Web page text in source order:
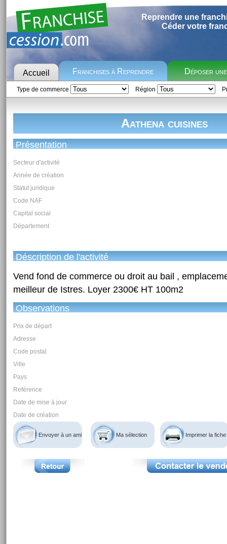
Reprendre une
Céder votre
Accueil Franchises à Reprendre Déposer
Type de commerce Région
Aathena cuisines
Présentation
Secteur d'activité
Année de création
Statut juridique
Code NAF
Capital social
Département
Déscription de l'activité
Vend fond de commerce ou droit au bail ,
meilleur de Istres. Loyer 2300€ HT 100m2
Observations
Prix de départ
Adresse
Code postal
Ville
Pays
Reférence
Date de mise à jour
Date de création
Envoyer à un ami Ma sélection Imprimer la fiche